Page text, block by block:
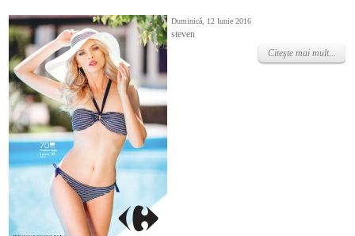
Duminică, 12 Iunie 2016
steven
Citeşte mai mult...